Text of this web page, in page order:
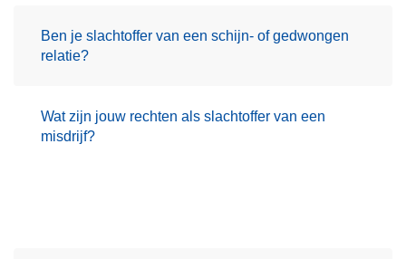
Ben je slachtoffer van een schijn- of gedwongen
relatie?
Wat zijn jouw rechten als slachtoffer van een
misdrijf?